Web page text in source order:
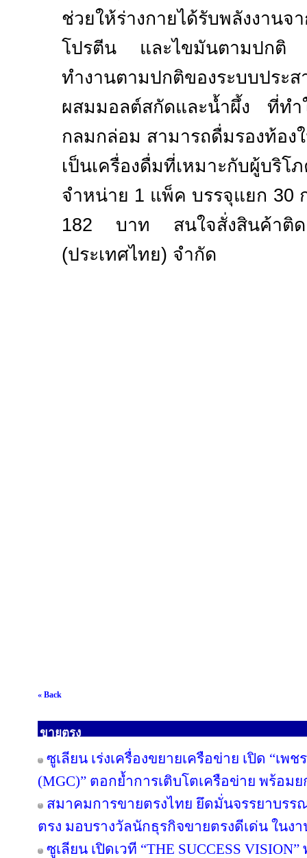
ช่วยให้ร่างกายได้รับพลังงา
โปรตีน และไขมันตามปกติ
ทำงานตามปกติของระบบปร
ผสมมอลต์สกัดและน้ำผึ้ง ที่ท
กลมกล่อม สามารถดื่มรองท้อง
เป็นเครื่องดื่มที่เหมาะกับผู้บ
จำหน่าย 1 แพ็ค บรรจุแยก 30
182 บาท สนใจสั่งสินค้า
(ประเทศไทย) จำกัด
« Back
ขายตรง
ซูเลียน เร่งเครื่องขยายเครือข่าย เปิด “เพ
(MGC)” ตอกย้ำการเติบโตเครือข่าย พร้อ
สมาคมการขายตรงไทย ยึดมั่นจรรยาบรร
ตรง มอบรางวัลนักธุรกิจขายตรงดีเด่น ในงา
ซูเลียน เปิดเวที “THE SUCCESS